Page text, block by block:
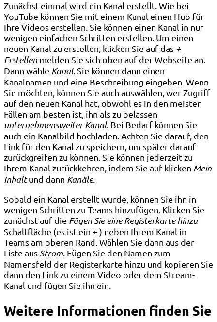
Zunächst einmal wird ein Kanal erstellt. Wie bei
YouTube können Sie mit einem Kanal einen Hub für
Ihre Videos erstellen. Sie können einen Kanal in nur
wenigen einfachen Schritten erstellen. Um einen
neuen Kanal zu erstellen, klicken Sie auf das +
Erstellen melden Sie sich oben auf der Webseite an.
Dann wähle Kanal.Sie können dann einen
Kanalnamen und eine Beschreibung eingeben. Wenn
Sie möchten, können Sie auch auswählen, wer Zugriff
auf den neuen Kanal hat, obwohl es in den meisten
Fällen am besten ist, ihn als zu belassen
unternehmensweiter Kanal. Bei Bedarf können Sie
auch ein Kanalbild hochladen. Achten Sie darauf, den
Link für den Kanal zu speichern, um später darauf
zurückgreifen zu können. Sie können jederzeit zu
Ihrem Kanal zurückkehren, indem Sie auf klicken Mein
Inhaltund dann Kanäle.
Sobald ein Kanal erstellt wurde, können Sie ihn in
wenigen Schritten zu Teams hinzufügen. Klicken Sie
zunächst auf die Fügen Sie eine Registerkarte hinzu
Schaltfläche (es ist ein + ) neben Ihrem Kanal in
Teams am oberen Rand. Wählen Sie dann aus der
Liste aus Strom. Fügen Sie den Namen zum
Namensfeld der Registerkarte hinzu und kopieren Sie
dann den Link zu einem Video oder dem Stream-
Kanal und fügen Sie ihn ein.
Weitere Informationen finden Sie